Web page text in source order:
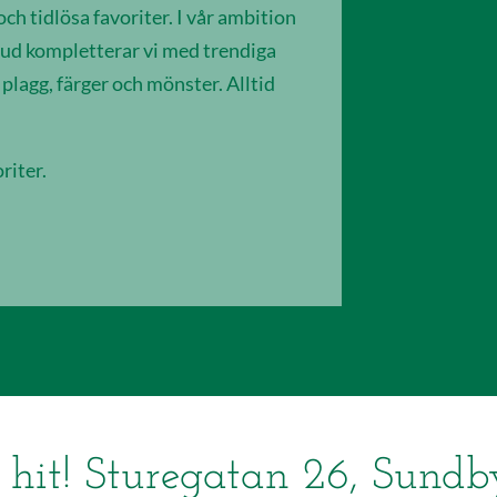
tidlösa favoriter. I vår ambition
kompletterar vi med trendiga
färger och mönster. Alltid
Sturegatan 26,